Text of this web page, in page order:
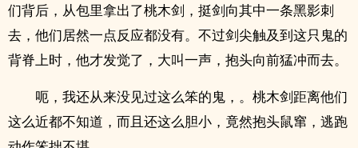
们背后，从包里拿出了桃木剑，挺剑向其中一条黑影刺
去，他们居然一点反应都没有。不过剑尖触及到这只鬼的
背脊上时，他才发觉了，大叫一声，抱头向前猛冲而去。
呃，我还从来没见过这么笨的鬼，。桃木剑距离他们
这么近都不知道，而且还这么胆小，竟然抱头鼠窜，逃跑